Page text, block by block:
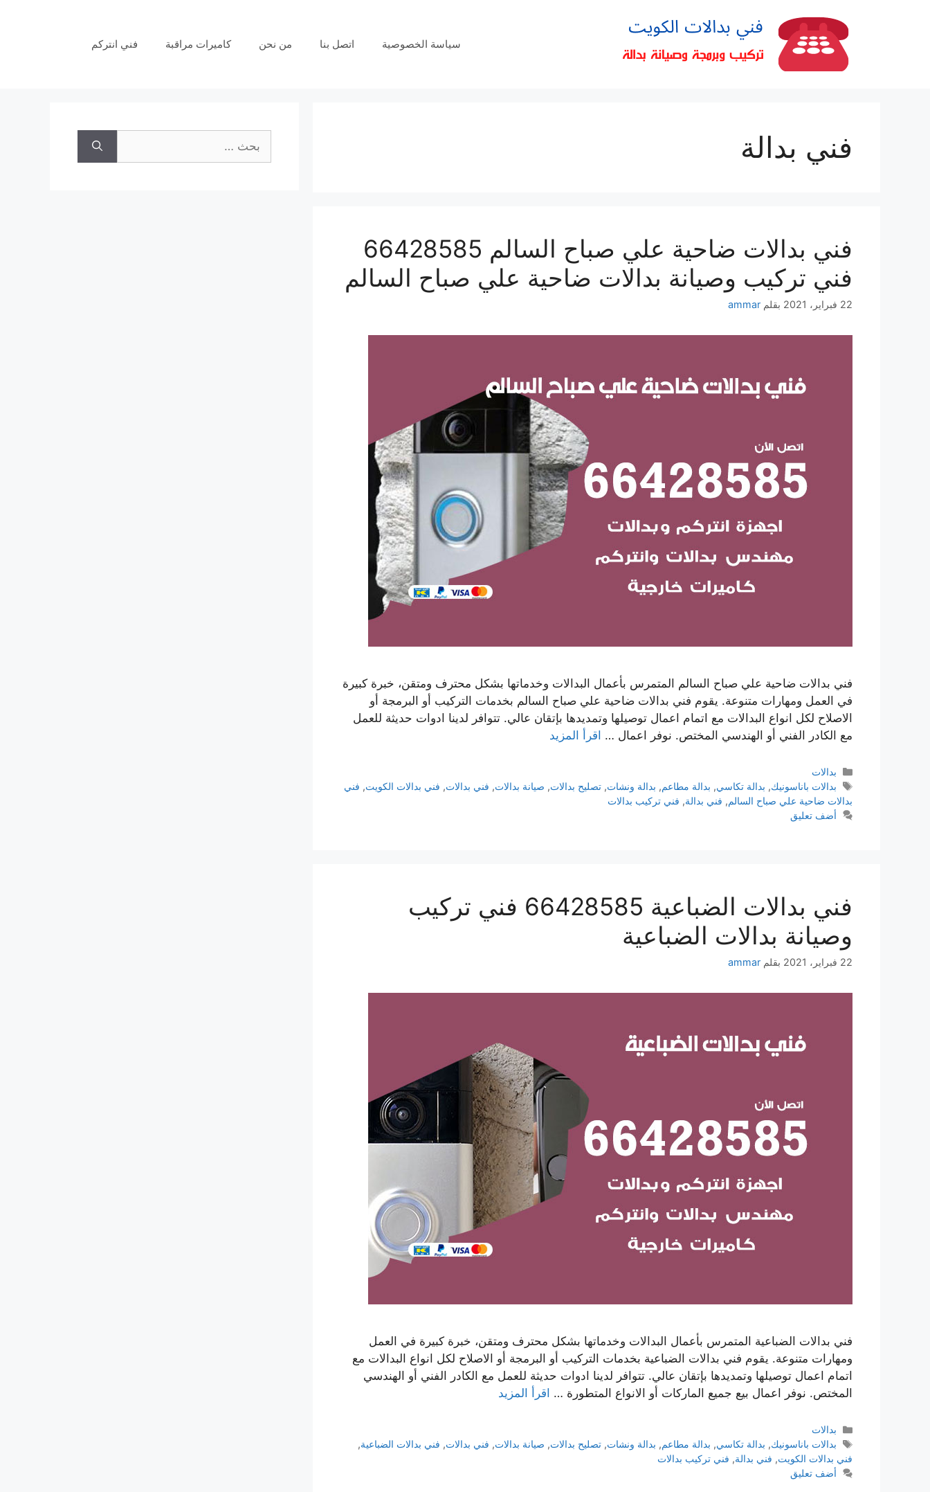
سياسة الخصوصية اتصل بنا من نحن كاميرات مراقبة فني انتركم
فني بدالة
فني بدالات ضاحية علي صباح السالم 66428585
فني تركيب وصيانة بدالات ضاحية علي صباح السالم
22 فبراير، 2021 بقلم ammar
فني بدالات ضاحية علي صباح السالم المتمرس بأعمال البدالات وخدماتها بشكل محترف ومتقن، خبرة كبيرة
في العمل ومهارات متنوعة. يقوم فني بدالات ضاحية علي صباح السالم بخدمات التركيب أو البرمجة أو
الاصلاح لكل انواع البدالات مع اتمام اعمال توصيلها وتمديدها بإتقان عالي. تتوافر لدينا ادوات حديثة للعمل
مع الكادر الفني أو الهندسي المختص. نوفر اعمال … اقرأ المزيد
بدالات
بدالات باناسونيك, بدالة تكاسي, بدالة مطاعم, بدالة ونشات,تصليح بدالات, صيانة بدالات, فني بدالات, فني بدالات الكويت, فني
بدالات ضاحية علي صباح السالم, فني بدالة, فني تركيب بدالات
أضف تعليق
فني بدالات الضباعية 66428585 فني تركيب
وصيانة بدالات الضباعية
22 فبراير، 2021 بقلم ammar
فني بدالات الضباعية المتمرس بأعمال البدالات وخدماتها بشكل محترف ومتقن، خبرة كبيرة في العمل
ومهارات متنوعة. يقوم فني بدالات الضباعية بخدمات التركيب أو البرمجة أو الاصلاح لكل انواع البدالات مع
اتمام اعمال توصيلها وتمديدها بإتقان عالي. تتوافر لدينا ادوات حديثة للعمل مع الكادر الفني أو الهندسي
المختص. نوفر اعمال بيع جميع الماركات أو الانواع المتطورة … اقرأ المزيد
بدالات
بدالات باناسونيك, بدالة تكاسي, بدالة مطاعم, بدالة ونشات,تصليح بدالات, صيانة بدالات, فني بدالات, فني بدالات الضباعية,
فني بدالات الكويت, فني بدالة, فني تركيب بدالات
أضف تعليق